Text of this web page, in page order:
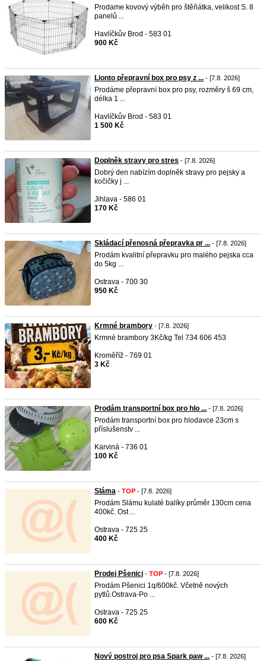
Prodame kovový výběh pro štěňátka, velikost S. 8
panelů ...
Havlíčkův Brod - 583 01
900 Kč
Lionto přepravní box pro psy z ... - [7.8. 2026]
Prodáme přepravní box pro psy, rozměry š 69 cm,
délka 1 ...
Havlíčkův Brod - 583 01
1 500 Kč
Doplněk stravy pro stres - [7.8. 2026]
Dobrý den nabízím doplněk stravy pro pejsky a
kočičky j ...
Jihlava - 586 01
170 Kč
Skládací přenosná přepravka pr ... - [7.8. 2026]
Prodám kvalitní přepravku pro malého pejska cca
do 5kg ...
Ostrava - 700 30
950 Kč
Krmné brambory - [7.8. 2026]
Krmné brambory 3Kč/kg Tel 734 606 453
Kroměříž - 769 01
3 Kč
Prodám transportní box pro hlo ... - [7.8. 2026]
Prodám transportní box pro hlodavce 23cm s
příslušenstv ...
Karviná - 736 01
100 Kč
Sláma - TOP - [7.8. 2026]
Prodám Slámu kulaté balíky průměr 130cm cena
400kč. Ost ...
Ostrava - 725 25
400 Kč
Prodej Pšenici - TOP - [7.8. 2026]
Prodám Pšenici 1q/600kč. Včetně nových
pytlů.Ostrava-Po ...
Ostrava - 725 25
600 Kč
Nový postroj pro psa Spark paw ... - [7.8. 2026]